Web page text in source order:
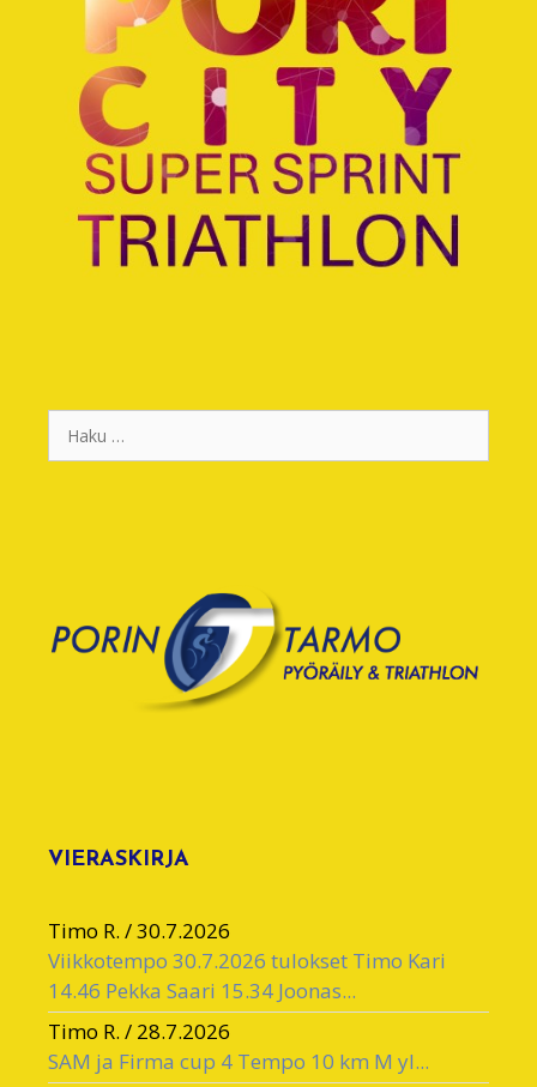
Haku:
VIERASKIRJA
Timo R. /30.7.2026
Viikkotempo 30.7.2026 tulokset Timo Kari
14.46 Pekka Saari 15.34 Joonas...
Timo R. / 28.7.2026
SAM ja Firma cup 4 Tempo 10 km M yl...